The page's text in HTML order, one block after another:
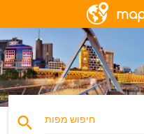
search חיפוש מפות